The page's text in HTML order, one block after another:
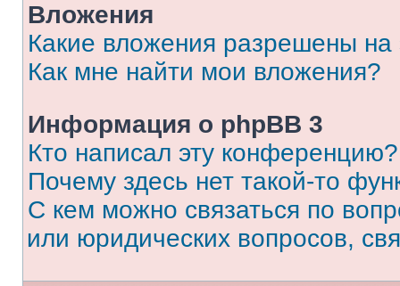
Вложения
Какие вложения разрешены
Как мне найти мои вложения?
Информация о phpBB 3
Кто написал эту конференцию?
Почему здесь нет такой-то
С кем можно связаться по
или юридических вопросов,